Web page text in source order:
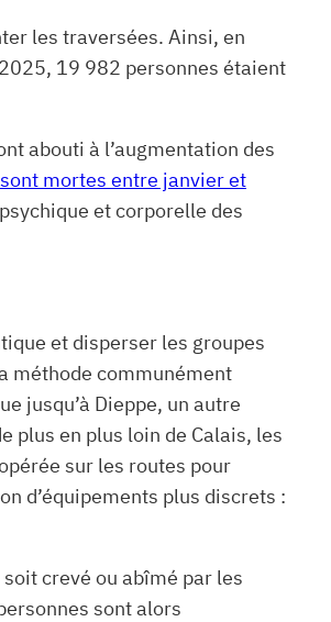
les traversées. Ainsi, en
19 982 personnes étaient
abouti à l’augmentation des
mortes entre janvier et
et corporelle des
et disperser les groupes
méthode communément
jusqu’à Dieppe, un autre
plus en plus loin de Calais, les
sur les routes pour
d’équipements plus discrets :
crevé ou abîmé par les
sont alors